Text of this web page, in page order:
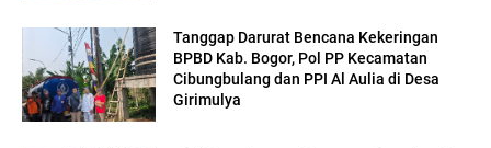
Tanggap Darurat Bencana Kekeringan
BPBD Kab. Bogor, Pol PP Kecamatan
Cibungbulang dan PPI Al Aulia di Desa
Girimulya